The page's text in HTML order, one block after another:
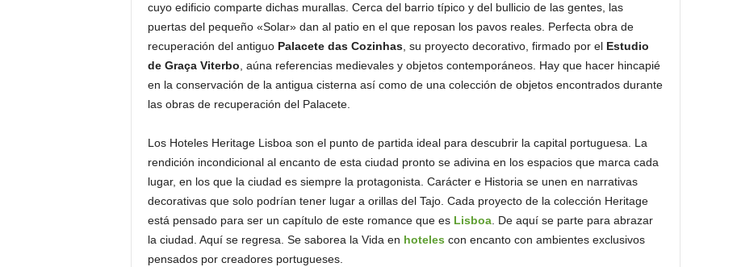
cuyo edificio comparte dichas murallas. Cerca del barrio típico y del bullicio de las gentes, las
puertas del pequeño «Solar» dan al patio en el que reposan los pavos reales. Perfecta obra de
recuperación del antiguo Palacete das Cozinhas, su proyecto decorativo, firmado por el Estudio
de Graça Viterbo, aúna referencias medievales y objetos contemporáneos. Hay que hacer hincapié
en la conservación de la antigua cisterna así como de una colección de objetos encontrados durante
las obras de recuperación del Palacete.
Los Hoteles Heritage Lisboa son el punto de partida ideal para descubrir la capital portuguesa. La
rendición incondicional al encanto de esta ciudad pronto se adivina en los espacios que marca cada
lugar, en los que la ciudad es siempre la protagonista. Carácter e Historia se unen en narrativas
decorativas que solo podrían tener lugar a orillas del Tajo. Cada proyecto de la colección Heritage
está pensado para ser un capítulo de este romance que es Lisboa. De aquí se parte para abrazar
la ciudad. Aquí se regresa. Se saborea la Vida en hoteles con encanto con ambientes exclusivos
pensados por creadores portugueses.